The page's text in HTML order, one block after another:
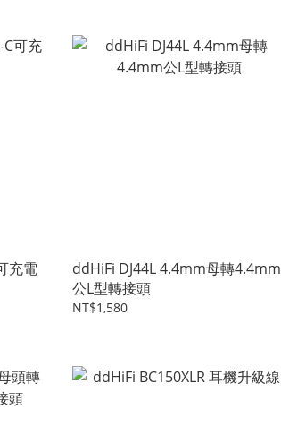
充電
ddHiFi DJ44L 4.4mm母轉4.4mm
公L型轉接頭
NT$1,580